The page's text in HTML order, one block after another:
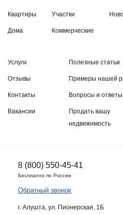
Квартиры
Дома
Участки
Коммерческие
Услуги
Отзывы
Контакты
Вакансии
Полезные статьи
Примеры нашей
Вопросы и ответы
Продать вашу
недвижимость
8 (800) 550-45-41
Бесплатно по России
Обратный звонок
г. Алушта, ул. Пионерская, 1Б